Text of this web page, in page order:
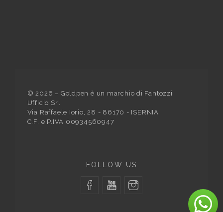
© 2026 – Goldpen è un marchio di Fantozzi
Ufficio Srl
Via Raffaele Iorio, 28 - 86170 - ISERNIA
C.F. e P.IVA 00934560947
FOLLOW US